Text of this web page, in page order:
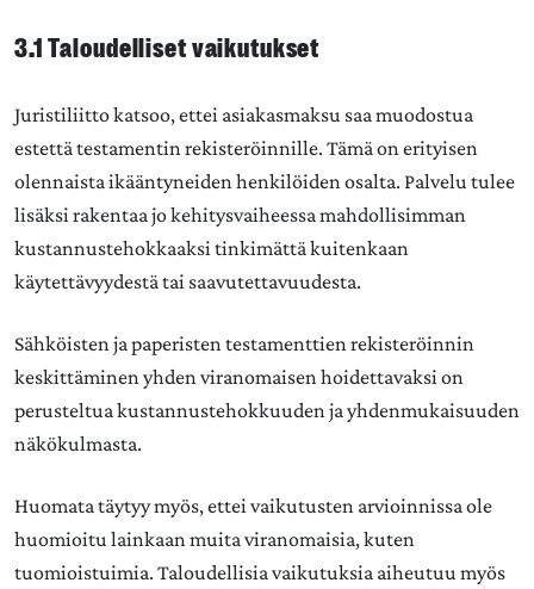
3.1 Taloudelliset vaikutukset
Juristiliitto katsoo, ettei asiakasmaksu saa muodostua
estettä testamentin rekisteröinnille. Tämä on erityisen
olennaista ikääntyneiden henkilöiden osalta. Palvelu tulee
lisäksi rakentaa jo kehitysvaiheessa mahdollisimman
kustannustehokkaaksi tinkimättä kuitenkaan
käytettävyydestä tai saavutettavuudesta.
Sähköisten ja paperisten testamenttien rekisteröinnin
keskittäminen yhden viranomaisen hoidettavaksi on
perusteltua kustannustehokkuuden ja yhdenmukaisuuden
näkökulmasta.
Huomata täytyy myös, ettei vaikutusten arvioinnissa ole
huomioitu lainkaan muita viranomaisia, kuten
tuomioistuimia. Taloudellisia vaikutuksia aiheutuu myös